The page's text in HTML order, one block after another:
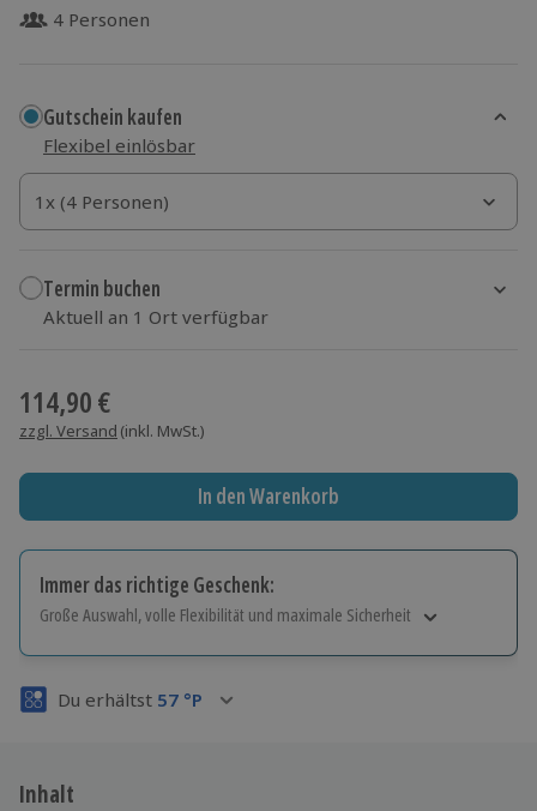
4 Personen
Gutschein kaufen
Flexibel einlösbar
1x (4 Personen)
1x (4 Personen)
1x (4 Personen)
Termin buchen
Aktuell an 1 Ort verfügbar
114,90 €
zzgl. Versand (inkl. MwSt.)
In den Warenkorb
Immer das richtige Geschenk:
Große Auswahl, volle Flexibilität und maximale Sicherheit
Volle Flexibilität
3 Jahre gültig & verlängerbar.
Du erhältst 57 °P
Inhalt